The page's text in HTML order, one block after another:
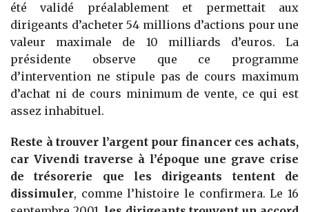
été validé préalablement et permettait aux
dirigeants d’acheter 54 millions d’actions pour une
valeur maximale de 10 milliards d’euros. La
présidente observe que ce programme
d’intervention ne stipule pas de cours maximum
d’achat ni de cours minimum de vente, ce qui est
assez inhabituel.
Reste à trouver l’argent pour financer ces achats,
car Vivendi traverse à l’époque une grave crise
de trésorerie que les dirigeants tentent de
dissimuler, comme l’histoire le confirmera. Le 16